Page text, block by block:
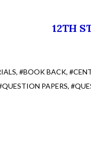
12TH
#BOOK BACK
PAPERS